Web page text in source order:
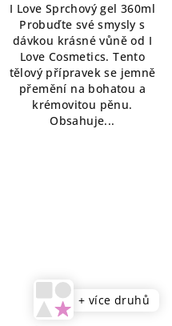
z
5
hvězdiček.
I Love Sprchový gel 360ml
Probuďte své smysly s
dávkou krásné vůně od I
Love Cosmetics. Tento
tělový přípravek se jemně
přemění na bohatou a
krémovitou pěnu.
Obsahuje...
+ více druhů